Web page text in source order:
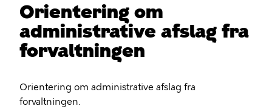
Orientering om
administrative afslag fra
forvaltningen
Orientering om administrative afslag fra
forvaltningen.